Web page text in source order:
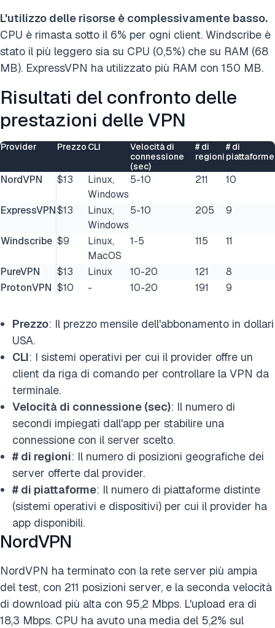
L'utilizzo delle risorse è complessivamente basso.
CPU è rimasta sotto il 6% per ogni client. Windscribe è
stato il più leggero sia su CPU (0,5%) che su RAM (68
MB). ExpressVPN ha utilizzato più RAM con 150 MB.
Risultati del confronto delle
prestazioni delle VPN
Provider Prezzo CLI
Velocità di
connessione
(sec)
# di
regioni
# di
piattaforme
NordVPN $13
Linux,
Windows
5-10 211 10
ExpressVPN$13
Linux,
Windows
5-10 205 9
Windscribe $9
Linux,
MacOS
1-5 115 11
PureVPN $13 Linux 10-20 121
8
ProtonVPN $10 - 10-20 191 9
Prezzo: Il prezzo mensile dell'abbonamento in dollari
USA.
CLI: I sistemi operativi per cui il provider offre un
client da riga di comando per controllare la VPN da
terminale.
Velocità di connessione (sec): Il numero di
secondi impiegati dall'app per stabilire una
connessione con il server scelto.
# di regioni: Il numero di posizioni geografiche dei
server offerte dal provider.
# di piattaforme: Il numero di piattaforme distinte
(sistemi operativi e dispositivi) per cui il provider ha
app disponibili.
NordVPN
NordVPN ha terminato con la rete server più ampia
del test, con 211 posizioni server, e la seconda velocità
di download più alta con 95,2 Mbps. L'upload era di
18,3 Mbps. CPU ha avuto una media del 5,2% sul